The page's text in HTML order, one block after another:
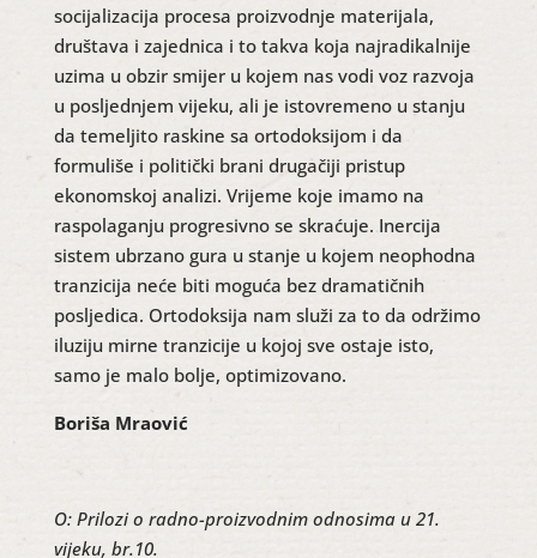
socijalizacija procesa proizvodnje materijala,
društava i zajednica i to takva koja najradikalnije
uzima u obzir smijer u kojem nas vodi voz razvoja
u posljednjem vijeku, ali je istovremeno u stanju
da temeljito raskine sa ortodoksijom i da
formuliše i politički brani drugačiji pristup
ekonomskoj analizi. Vrijeme koje imamo na
raspolaganju progresivno se skraćuje. Inercija
sistem ubrzano gura u stanje u kojem neophodna
tranzicija neće biti moguća bez dramatičnih
posljedica. Ortodoksija nam služi za to da održimo
iluziju mirne tranzicije u kojoj sve ostaje isto,
samo je malo bolje, optimizovano.
Boriša Mraović
O: Prilozi o radno-proizvodnim odnosima u 21.
vijeku, br.10.